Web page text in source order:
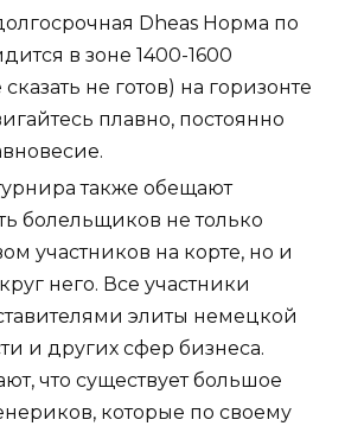
Dheas Норма по
в зоне 1400-1600
не готов) на горизонте
плавно, постоянно
также обещают
болельщиков не только
участников на корте, но и
него. Все участники
элиты немецкой
и других сфер бизнеса.
что существует большое
которые по своему